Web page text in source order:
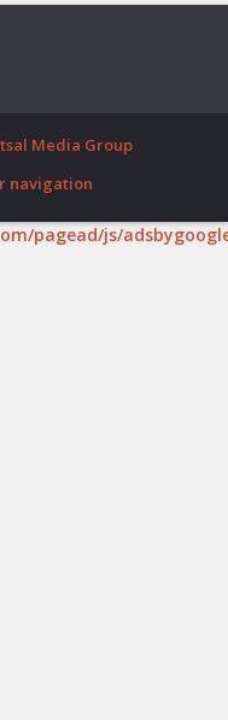
Media Group
navigation
pagead/js/